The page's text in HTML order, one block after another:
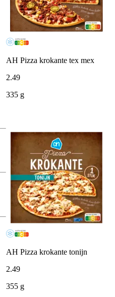
AH Pizza krokante tex mex
2.49
335 g
AH Pizza krokante tonijn
2.49
355 g